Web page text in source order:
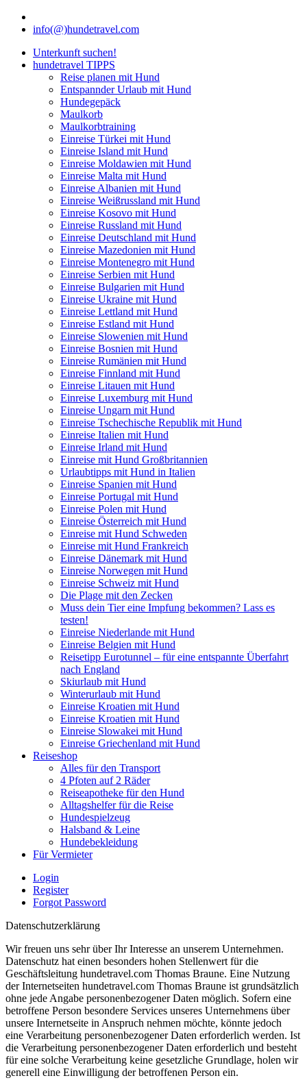
info(@)hundetravel.com
Unterkunft suchen!
hundetravel TIPPS
Reise planen mit Hund
Entspannder Urlaub mit Hund
Hundegepäck
Maulkorb
Maulkorbtraining
Einreise Türkei mit Hund
Einreise Island mit Hund
Einreise Moldawien mit Hund
Einreise Malta mit Hund
Einreise Albanien mit Hund
Einreise Weißrussland mit Hund
Einreise Kosovo mit Hund
Einreise Russland mit Hund
Einreise Deutschland mit Hund
Einreise Mazedonien mit Hund
Einreise Montenegro mit Hund
Einreise Serbien mit Hund
Einreise Bulgarien mit Hund
Einreise Ukraine mit Hund
Einreise Lettland mit Hund
Einreise Estland mit Hund
Einreise Slowenien mit Hund
Einreise Bosnien mit Hund
Einreise Rumänien mit Hund
Einreise Finnland mit Hund
Einreise Litauen mit Hund
Einreise Luxemburg mit Hund
Einreise Ungarn mit Hund
Einreise Tschechische Republik mit Hund
Einreise Italien mit Hund
Einreise Irland mit Hund
Einreise mit Hund Großbritannien
Urlaubtipps mit Hund in Italien
Einreise Spanien mit Hund
Einreise Portugal mit Hund
Einreise Polen mit Hund
Einreise Österreich mit Hund
Einreise mit Hund Schweden
Einreise mit Hund Frankreich
Einreise Dänemark mit Hund
Einreise Norwegen mit Hund
Einreise Schweiz mit Hund
Die Plage mit den Zecken
Muss dein Tier eine Impfung bekommen? Lass es
testen!
Einreise Niederlande mit Hund
Einreise Belgien mit Hund
Reisetipp Eurotunnel – für eine entspannte Überfahrt
nach England
Skiurlaub mit Hund
Winterurlaub mit Hund
Einreise Kroatien mit Hund
Einreise Kroatien mit Hund
Einreise Slowakei mit Hund
Einreise Griechenland mit Hund
Reiseshop
Alles für den Transport
4 Pfoten auf 2 Räder
Reiseapotheke für den Hund
Alltagshelfer für die Reise
Hundespielzeug
Halsband & Leine
Hundebekleidung
Für Vermieter
Login
Register
Forgot Password
Datenschutzerklärung
Wir freuen uns sehr über Ihr Interesse an unserem Unternehmen.
Datenschutz hat einen besonders hohen Stellenwert für die
Geschäftsleitung hundetravel.com Thomas Braune. Eine Nutzung
der Internetseiten hundetravel.com Thomas Braune ist grundsätzlich
ohne jede Angabe personenbezogener Daten möglich. Sofern eine
betroffene Person besondere Services unseres Unternehmens über
unsere Internetseite in Anspruch nehmen möchte, könnte jedoch
eine Verarbeitung personenbezogener Daten erforderlich werden. Ist
die Verarbeitung personenbezogener Daten erforderlich und besteht
für eine solche Verarbeitung keine gesetzliche Grundlage, holen wir
generell eine Einwilligung der betroffenen Person ein.